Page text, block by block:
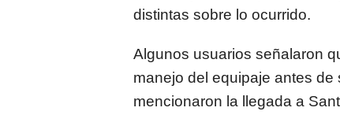
distintas sobre lo ocurrido.
Algunos usuarios señalaron
manejo del equipaje antes
mencionaron la llegada a